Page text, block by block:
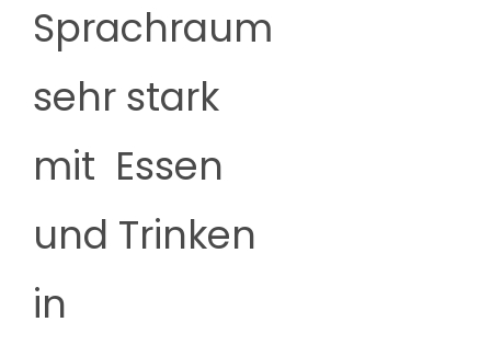
Sprachraum
sehr stark
mit Essen
und Trinken
in